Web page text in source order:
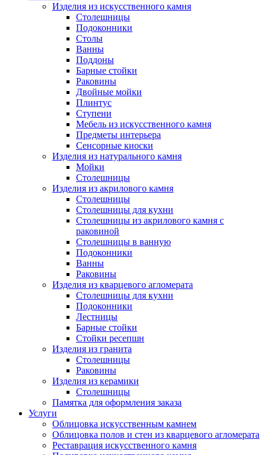
Изделия из искусственного камня
Столешницы
Подоконники
Столы
Ванны
Поддоны
Барные стойки
Раковины
Двойные мойки
Плинтус
Ступени
Мебель из искусственного камня
Предметы интерьера
Сенсорные киоски
Изделия из натурального камня
Мойки
Столешницы
Изделия из акрилового камня
Столешницы
Столешницы для кухни
Столешницы из акрилового камня с
раковиной
Столешницы в ванную
Подоконники
Ванны
Раковины
Изделия из кварцевого агломерата
Столешницы для кухни
Подоконники
Лестницы
Барные стойки
Стойки ресепшн
Изделия из гранита
Столешницы
Раковины
Изделия из керамики
Столешницы
Памятка для оформления заказа
Услуги
Облицовка искусственным камнем
Облицовка полов и стен из кварцевого агломерата
Реставрация искусственного камня